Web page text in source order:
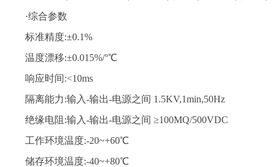
·综合参数
标准精度:±0.1%
温度漂移:±0.015%/°℃
响应时间:<10ms
隔离能力:输入-输出-电源之间 1.5KV,1min,50Hz
绝缘电阻:输入-输出-电源之间 ≥100MQ/500VDC
工作环境温度:-20~+60℃
储存环境温度:-40~+80℃